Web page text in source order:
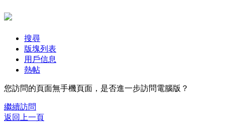
搜尋
版塊列表
用戶信息
熱帖
您訪問的頁面無手機頁面，是否進一步訪問電腦版？
繼續訪問
返回上一頁